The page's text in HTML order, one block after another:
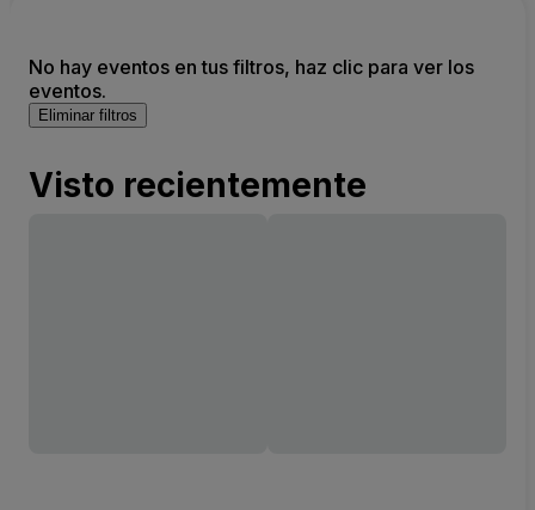
No hay eventos en tus filtros, haz clic para ver los
eventos.
Eliminar filtros
Visto recientemente